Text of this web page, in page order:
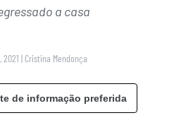
a casa
2021 | Cristina Mendonça
de informação preferida